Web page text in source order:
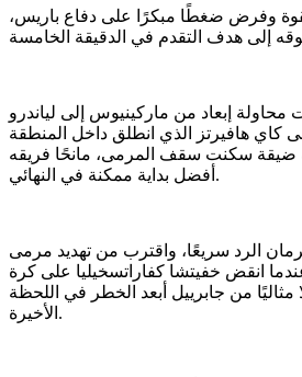
وفرض ضغطًا مبكرًا على دفاع باريس،
محاولة إبعاد من ماركينيوس إلى لياندرو
كاي هافيرتز الذي انطلق داخل المنطقة
ضيقة سكنت سقف المرمى، مانحًا فريقه
أفضل بداية ممكنة في النهائي.
الرد سريعًا، واقترب من تهديد مرمى
رايا في الدقيقة 12 عندما انقض خفيتشا كفاراتسخيليا على كرة
من جابرييل أبعد الخطر في اللحظة
الأخيرة.